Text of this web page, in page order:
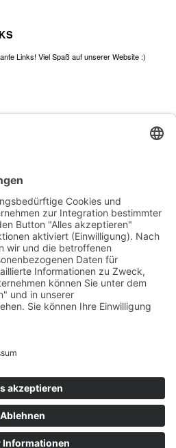
Built withGREYD.SUITE
Links! Viel Spaß auf unserer Website :)